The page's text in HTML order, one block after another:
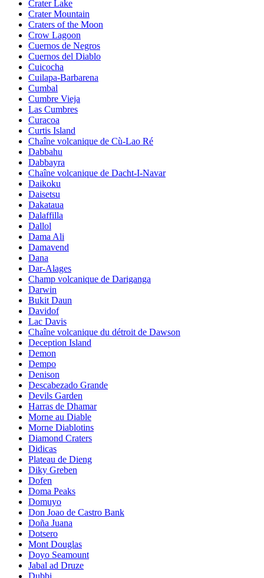
Crater Lake
Crater Mountain
Craters of the Moon
Crow Lagoon
Cuernos de Negros
Cuernos del Diablo
Cuicocha
Cuilapa-Barbarena
Cumbal
Cumbre Vieja
Las Cumbres
Curacoa
Curtis Island
Chaîne volcanique de Cù-Lao Ré
Dabbahu
Dabbayra
Chaîne volcanique de Dacht-I-Navar
Daikoku
Daisetsu
Dakataua
Dalaffilla
Dallol
Dama Ali
Damavend
Dana
Dar-Alages
Champ volcanique de Dariganga
Darwin
Bukit Daun
Davidof
Lac Davis
Chaîne volcanique du détroit de Dawson
Deception Island
Demon
Dempo
Denison
Descabezado Grande
Devils Garden
Harras de Dhamar
Morne au Diable
Morne Diablotins
Diamond Craters
Didicas
Plateau de Dieng
Diky Greben
Dofen
Doma Peaks
Domuyo
Don Joao de Castro Bank
Doña Juana
Dotsero
Mont Douglas
Doyo Seamount
Jabal ad Druze
Dubbi